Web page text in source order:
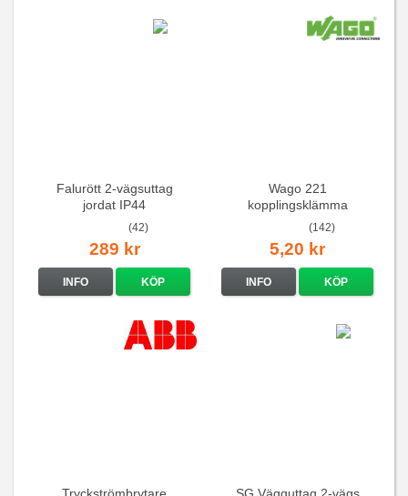
Falurött 2-vägsuttag
jordat IP44
(42)
289 kr
INFO KÖP
Wago 221
kopplingsklämma
(142)
5,20 kr
INFO KÖP